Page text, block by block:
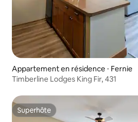
Appartement en résidence ⋅ Fernie
Timberline Lodges King Fir, 431
Superhôte
Superhôte